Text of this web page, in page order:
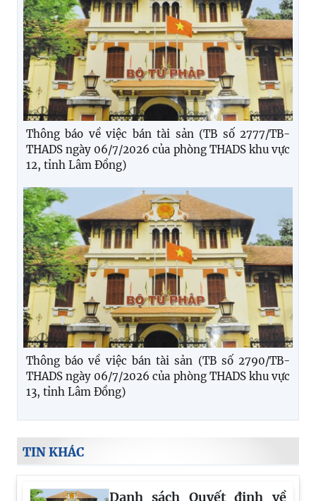
Thông báo về việc bán tài sản (TB số 2777/TB-
THADS ngày 06/7/2026 của phòng THADS khu vực
12, tỉnh Lâm Đồng)
Thông báo về việc bán tài sản (TB số 2790/TB-
THADS ngày 06/7/2026 của phòng THADS khu vực
13, tỉnh Lâm Đồng)
TIN KHÁC
Danh sách Quyết định về